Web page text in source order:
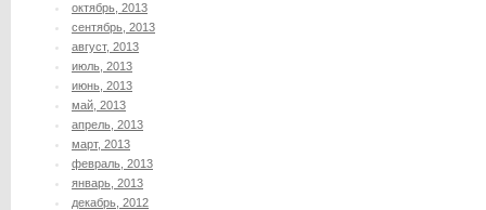
октябрь, 2013
сентябрь, 2013
август, 2013
июль, 2013
июнь, 2013
май, 2013
апрель, 2013
март, 2013
февраль, 2013
январь, 2013
декабрь, 2012